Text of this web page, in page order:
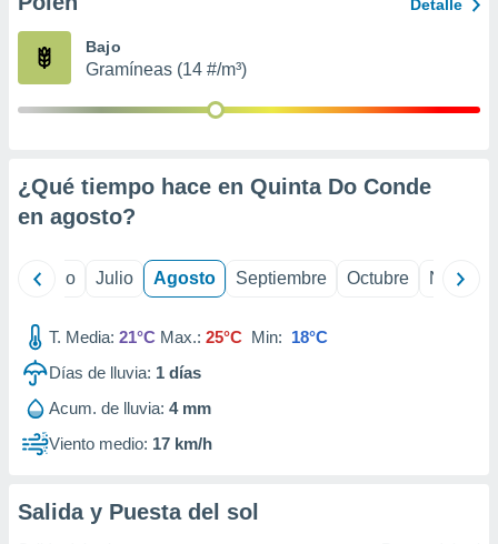
publicidad
1199
Detalle
Bajo
Gramíneas (14 #/m³)
¿Qué tiempo hace en Quinta Do Conde
en agosto?
Junio Julio Agosto Septiembre Octubre
T. Media: 21°C Max.: 25°C Min: 18°C
Días de lluvia: 1 días
Acum. de lluvia: 4 mm
Viento medio: 17 km/h
Salida y Puesta del sol